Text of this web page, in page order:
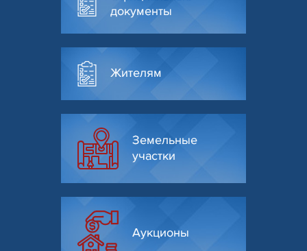
документы
Жителям
Земельные
участки
Аукционы